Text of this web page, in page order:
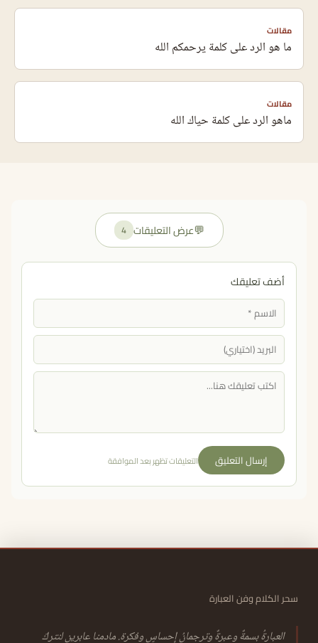
مقالات
ما هو الرد على كلمة يرحمكم الله
مقالات
ماهو الرد على كلمة حياك الله
💬عرض التعليقات 4
أضف تعليقك
إرسال التعليق التعليقات تظهر بعد الموافقة
سحر الكلام وفن العبارة
العبارةُ بسمةٌ وعبرةٌ وترجمانُ إحساسٍ وفكرة. مادمنا عابرين لنتركَ